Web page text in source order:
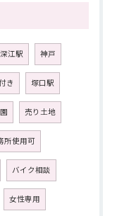
深江駅 神戸
き 塚口駅
売り土地
所使用可
バイク相談
女性専用